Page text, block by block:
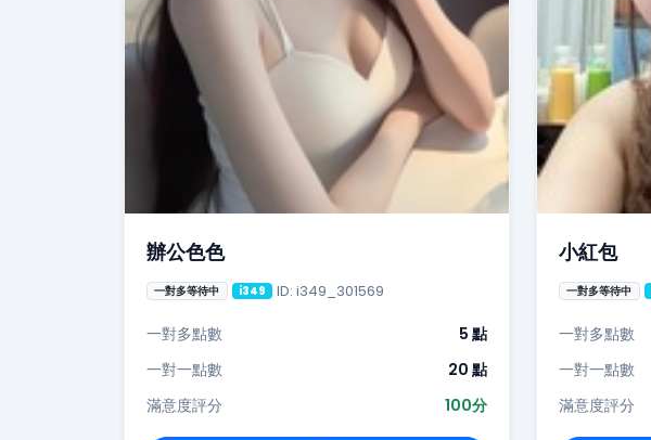
辦公色色
一對多等待中 i349 ID: i349_301569
一對多點數
5 點
一對一點數
20 點
滿意度評分
100分
小紅包
一對多等待中
一對多點數
一對一點數
滿意度評分